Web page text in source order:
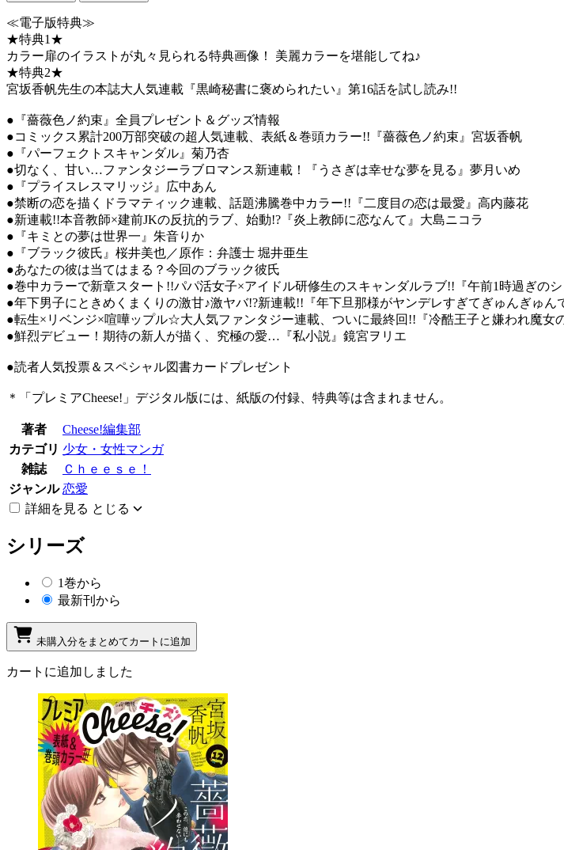
≪電子版特典≫
★特典1★
カラー扉のイラストが丸々見られる特典画像！ 美麗カラーを堪能してね♪
★特典2★
宮坂香帆先生の本誌大人気連載『黒崎秘書に褒められたい』第16話を試し読み!!
●『薔薇色ノ約束』全員プレゼント＆グッズ情報
●コミックス累計200万部突破の超人気連載、表紙＆巻頭カラー!!『薔薇色ノ約束』宮坂香帆
●『パーフェクトスキャンダル』菊乃杏
●切なく、甘い…ファンタジーラブロマンス新連載！『うさぎは幸せな夢を見る』夢月いめ
●『プライスレスマリッジ』広中あん
●禁断の恋を描くドラマティック連載、話題沸騰巻中カラー!!『二度目の恋は最愛』高内藤花
●新連載!!本音教師×建前JKの反抗的ラブ、始動!?『炎上教師に恋なんて』大島ニコラ
●『キミとの夢は世界一』朱音りか
●『ブラック彼氏』桜井美也／原作：弁護士 堀井亜生
●あなたの彼は当てはまる？今回のブラック彼氏
●巻中カラーで新章スタート!!パパ活女子×アイドル研修生のスキャンダルラブ!!『午前1時過ぎの
●年下男子にときめくまくりの激甘♪激ヤバ!?新連載!!『年下旦那様がヤンデレすぎてぎゅんぎゅ
●転生×リベンジ×喧嘩ップル☆大人気ファンタジー連載、ついに最終回!!『冷酷王子と嫌われ魔
●鮮烈デビュー！期待の新人が描く、究極の愛…『私小説』鏡宮ヲリエ
●読者人気投票＆スペシャル図書カードプレゼント
＊「プレミアCheese!」デジタル版には、紙版の付録、特典等は含まれません。
著者
Cheese!編集部
カテゴリ 少女・女性マンガ
雑誌
Ｃｈｅｅｓｅ！
ジャンル 恋愛
詳細を見る とじる
シリーズ
1巻から
最新刊から
未購入分をまとめてカートに追加
カートに追加しました